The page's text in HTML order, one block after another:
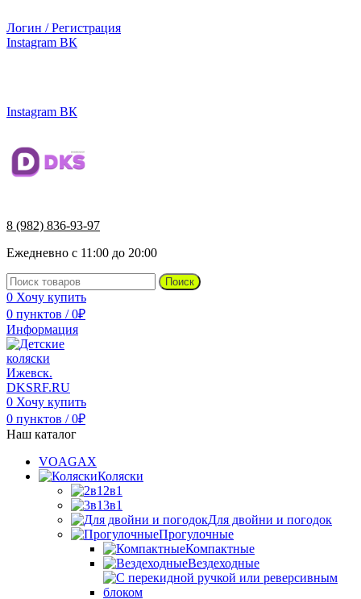
Логин / Регистрация
Instagram ВК
Instagram ВК
8 (982) 836-93-97
Ежедневно с 11:00 до 20:00
Поиск
0 Хочу купить
0 пунктов / 0₽
Информация
0 Хочу купить
0 пунктов / 0₽
Наш каталог
VOAGAX
Коляски
2в1
3в1
Для двойни и погодок
Прогулочные
Компактные
Вездеходные